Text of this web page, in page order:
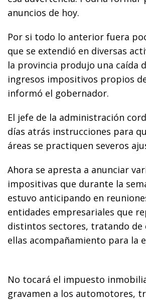
anuncios de hoy.
Por si todo lo anterior fuera
que se extendió en diversas
la provincia produjo una caída
ingresos impositivos propios
informó el gobernador.
El jefe de la administración
días atrás instrucciones para
áreas se practiquen severos
Ahora se apresta a anunciar
impositivas que durante la
estuvo anticipando en
entidades empresariales que
distintos sectores, tratando de
ellas acompañamiento para la
No tocará el impuesto
gravamen a los automotores,